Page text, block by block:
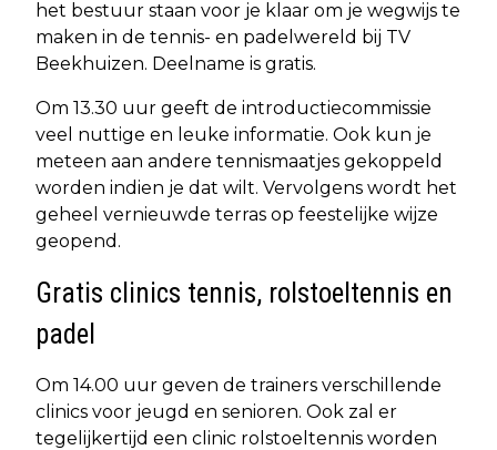
het bestuur staan voor je klaar om je wegwijs te
maken in de tennis- en padelwereld bij TV
Beekhuizen. Deelname is gratis.
Om 13.30 uur geeft de introductiecommissie
veel nuttige en leuke informatie. Ook kun je
meteen aan andere tennismaatjes gekoppeld
worden indien je dat wilt. Vervolgens wordt het
geheel vernieuwde terras op feestelijke wijze
geopend.
Gratis clinics tennis, rolstoeltennis en
padel
Om 14.00 uur geven de trainers verschillende
clinics voor jeugd en senioren. Ook zal er
tegelijkertijd een clinic rolstoeltennis worden